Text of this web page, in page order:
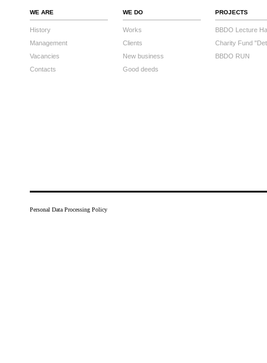
WE ARE
History
Management
Vacancies
Contacts
WE DO
Works
Clients
New business
Good deeds
PROJECTS
BBDO Lecture
Charity Fund
BBDO RUN
Personal Data Processing Policy